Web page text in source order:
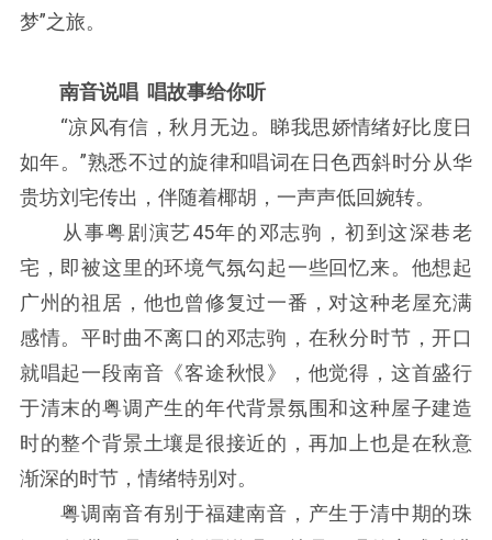
梦”之旅。
南音说唱 唱故事给你听
“凉风有信，秋月无边。睇我思娇情绪好比度日
如年。”熟悉不过的旋律和唱词在日色西斜时分从华
贵坊刘宅传出，伴随着椰胡，一声声低回婉转。
从事粤剧演艺45年的邓志驹，初到这深巷老
宅，即被这里的环境气氛勾起一些回忆来。他想起
广州的祖居，他也曾修复过一番，对这种老屋充满
感情。平时曲不离口的邓志驹，在秋分时节，开口
就唱起一段南音《客途秋恨》，他觉得，这首盛行
于清末的粤调产生的年代背景氛围和这种屋子建造
时的整个背景土壤是很接近的，再加上也是在秋意
渐深的时节，情绪特别对。
粤调南音有别于福建南音，产生于清中期的珠